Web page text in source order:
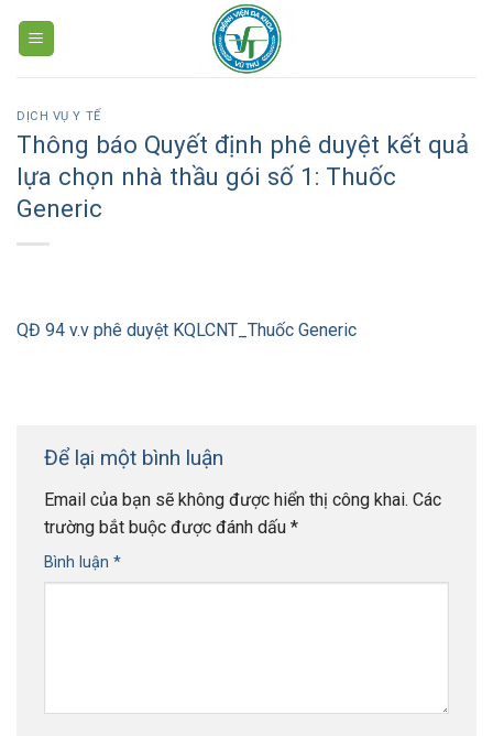
DỊCH VỤ Y TẾ
Thông báo Quyết định phê duyệt kết quả
lựa chọn nhà thầu gói số 1: Thuốc
Generic
QĐ 94 v.v phê duyệt KQLCNT_Thuốc Generic
Để lại một bình luận
Email của bạn sẽ không được hiển thị công khai. Các
trường bắt buộc được đánh dấu *
Bình luận *